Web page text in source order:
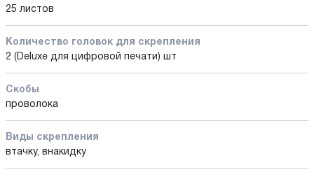
25 листов
Количество головок для скрепления
2 (Deluxe для цифровой печати) шт
Скобы
проволока
Виды скрепления
втачку, внакидку